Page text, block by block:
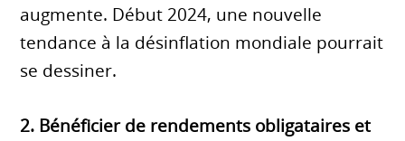
augmente. Début 2024, une nouvelle
tendance à la désinflation mondiale pourrait
se dessiner.
2. Bénéficier de rendements obligataires et